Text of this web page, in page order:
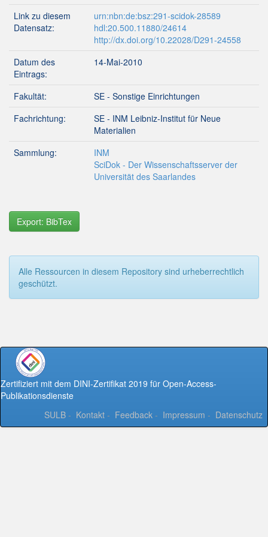
Link zu diesem
Datensatz:
urn:nbn:de:bsz:291-scidok-28589
hdl:20.500.11880/24614
http://dx.doi.org/10.22028/D291-24558
Datum des
Eintrags:
14-Mai-2010
Fakultät:
SE - Sonstige Einrichtungen
Fachrichtung:
SE - INM Leibniz-Institut für Neue
Materialien
Sammlung:
INM
SciDok - Der Wissenschaftsserver der
Universität des Saarlandes
Export: BibTex
Alle Ressourcen in diesem Repository sind urheberrechtlich
geschützt.
Zertifiziert mit dem DINI-Zertifikat 2019 für Open-Access-
Publikationsdienste
SULB - Kontakt - Feedback - Impressum - Datenschutz